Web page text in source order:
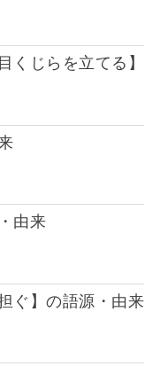
くじらを立てる】
由来
ぐ】の語源・由来